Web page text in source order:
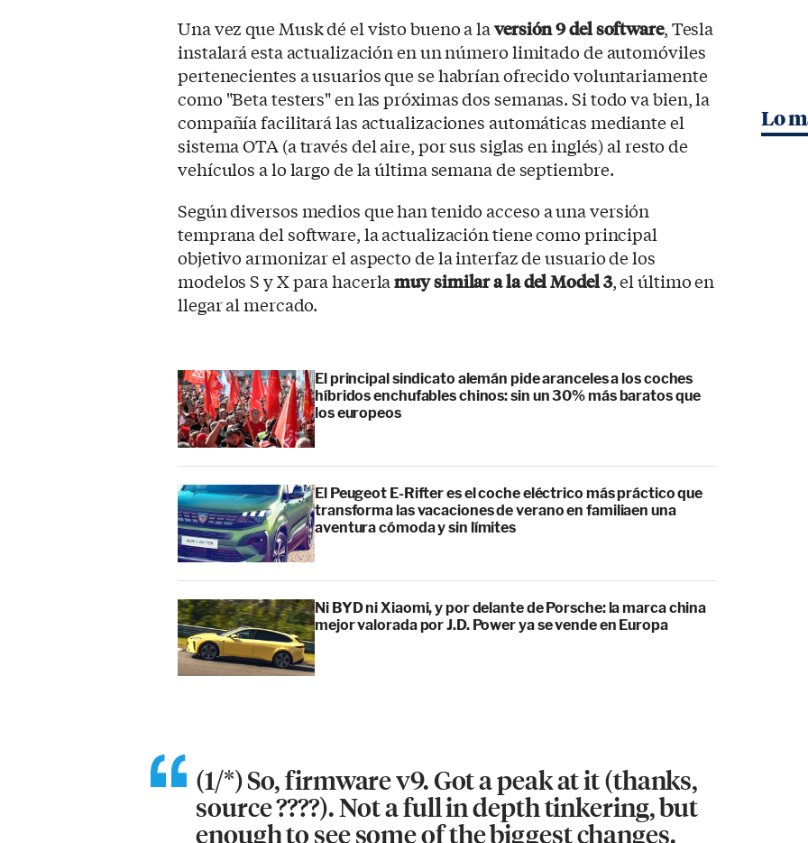
Una vez que Musk dé el visto bueno a laversión 9 del software, Tesla
instalará esta actualización en un número limitado de automóviles
pertenecientes a usuarios que se habrían ofrecido voluntariamente
como "Beta testers" en las próximas dos semanas. Si todo va bien, la
compañía facilitará las actualizaciones automáticas mediante el
sistema OTA (a través del aire, por sus siglas en inglés) al resto de
vehículos a lo largo de la última semana de septiembre.
Según diversos medios que han tenido acceso a una versión
temprana del software, la actualización tiene como principal
objetivo armonizar el aspecto de la interfaz de usuario de los
modelos S y X para hacerlamuy similar a la del Model 3, el último en
llegar al mercado.
El principal sindicato alemán pide aranceles a los coches
híbridos enchufables chinos: sin un 30% más baratos que
los europeos
El Peugeot E-Rifter es el coche eléctrico más práctico que
transforma las vacaciones de verano en familiaen una
aventura cómoda y sin límites
Ni BYD ni Xiaomi, y por delante de Porsche: la marca china
mejor valorada por J.D. Power ya se vende en Europa
(1/*) So, firmware v9. Got a peak at it (thanks,
source ????). Not a full in depth tinkering, but
enough to see some of the biggest changes.
Lo